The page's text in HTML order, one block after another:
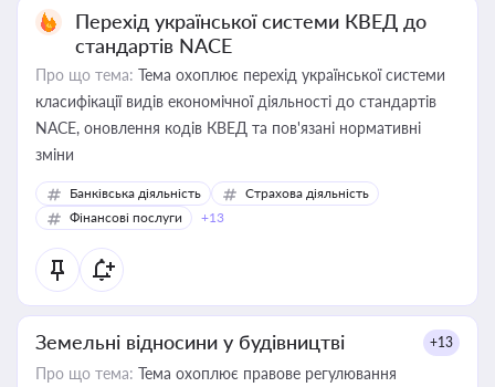
Перехід української системи КВЕД до
стандартів NACE
Про що тема: Тема охоплює перехід української системи
класифікації видів економічної діяльності до стандартів
NACE, оновлення кодів КВЕД та пов'язані нормативні
зміни
Банківська діяльність
Страхова діяльність
Фінансові послуги
+13
Земельні відносини у будівництві +13
Про що тема: Тема охоплює правове регулювання